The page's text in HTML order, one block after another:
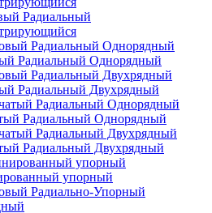
Радиальный
Радиальный Однорядный
Радиальный Двухрядный
Радиальный Однорядный
Радиальный Двухрядный
упорный